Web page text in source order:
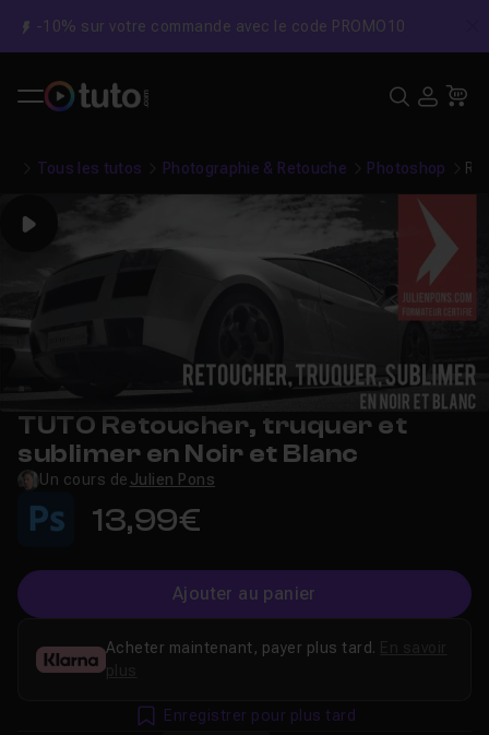
-10% sur votre commande avec le code PROMO10
Tous les tutos Photographie & Retouche Photoshop
Play
TUTO Retoucher, truquer et
sublimer en Noir et Blanc
Un cours de Julien Pons
13,99€
Ajouter au panier
Acheter maintenant, payer plus tard.
plus
Enregistrer pour plus tard